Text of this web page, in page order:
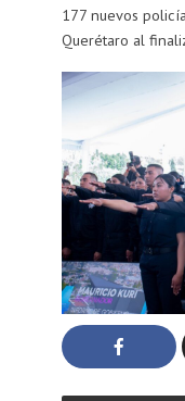
177 nuevos
Querétaro al